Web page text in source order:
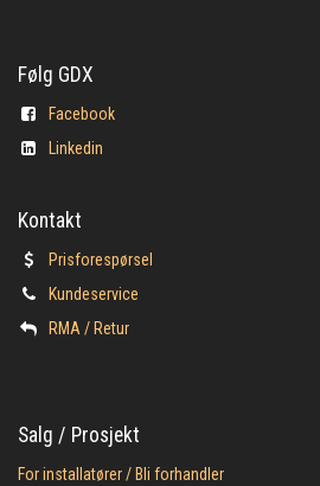
Følg GDX
Facebook
Linkedin
Kontakt
Prisforespørsel
Kundeservice
​RMA / Retur
Salg / Prosjekt
For installatører / Bli forhandler